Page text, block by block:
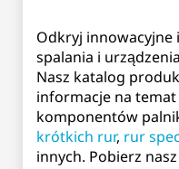
Odkryj innowacyjne
spalania i
Nasz katalog
informacje na
komponentów
krótkich rur, rur
innych. Pobierz